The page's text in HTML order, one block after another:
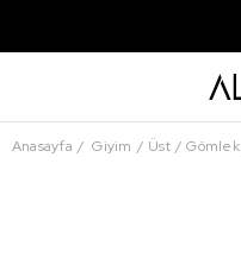
Anasayfa Giyim Üst Gömlek